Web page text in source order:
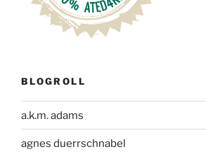
BLOGROLL
a.k.m. adams
agnes duerrschnabel